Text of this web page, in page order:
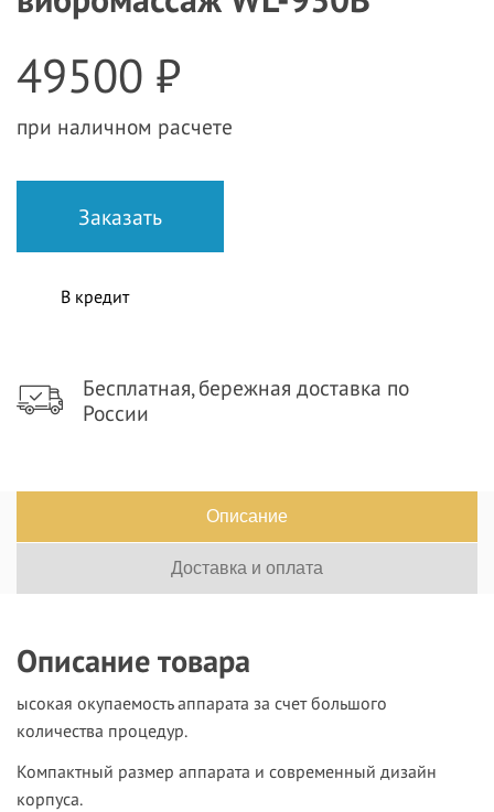
49500 ₽
при наличном расчете
В кредит
Бесплатная, бережная доставка по
России
Описание
Доставка и оплата
Описание товара
ысокая окупаемость аппарата за счет большого
количества процедур.
Компактный размер аппарата и современный дизайн
корпуса.